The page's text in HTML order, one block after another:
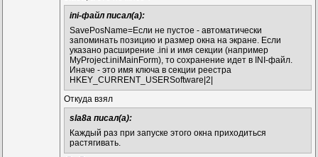
ini-файл писал(а):
SavePosName=Если не пустое - автоматически
запоминать позицию и размер окна на экране. Если
указано расширение .ini и имя секции (например
MyProject.iniMainForm), то сохранение идет в INI-файл.
Иначе - это имя ключа в секции реестра
HKEY_CURRENT_USERSoftware|2|
Откуда взял
sla8a писал(а):
Каждый раз при запуске этого окна приходиться
растягивать.